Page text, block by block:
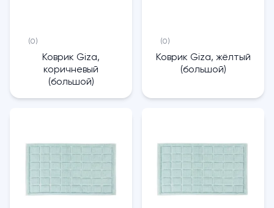
(0)
Коврик Giza,
коричневый
(большой)
(0)
Коврик Giza, жёлтый
(большой)